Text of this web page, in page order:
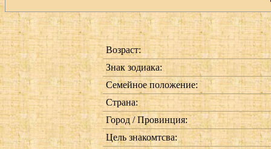
Возраст:
Знак зодиака:
Семейное положение:
Страна:
Город / Провинция:
Цель знакомтсва: